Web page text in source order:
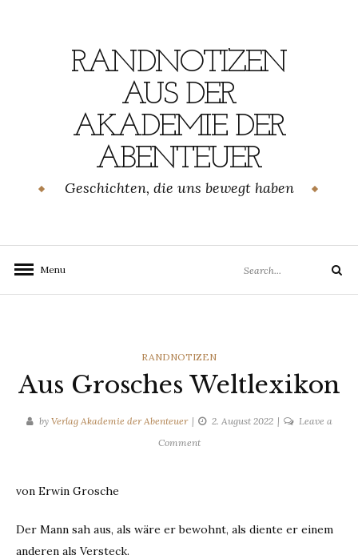
RANDNOTIZEN
AUS DER
AKADEMIE DER
ABENTEUER
Geschichten, die uns bewegt haben
Menu
for:
Search
CATEGORIES
RANDNOTIZEN
Aus Grosches Weltlexikon
by Verlag Akademie der Abenteuer 2. August 2022
Leave a
Commenton
von Erwin Grosche
Der Mann sah aus, als wäre er bewohnt, als diente er einem
anderen als Versteck.